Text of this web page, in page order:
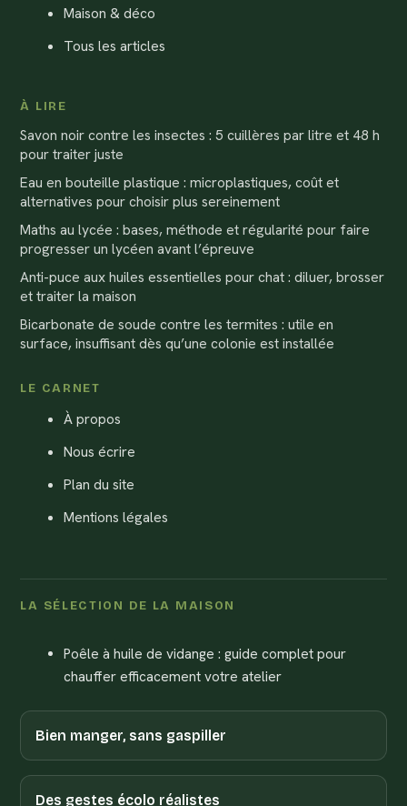
Maison & déco
Tous les articles
À LIRE
Savon noir contre les insectes : 5 cuillères par litre et 48 h
pour traiter juste
Eau en bouteille plastique : microplastiques, coût et
alternatives pour choisir plus sereinement
Maths au lycée : bases, méthode et régularité pour faire
progresser un lycéen avant l’épreuve
Anti-puce aux huiles essentielles pour chat : diluer, brosser
et traiter la maison
Bicarbonate de soude contre les termites : utile en
surface, insuffisant dès qu’une colonie est installée
LE CARNET
À propos
Nous écrire
Plan du site
Mentions légales
LA SÉLECTION DE LA MAISON
Poêle à huile de vidange : guide complet pour
chauffer efficacement votre atelier
Bien manger, sans gaspiller
Des gestes écolo réalistes